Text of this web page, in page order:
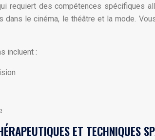
requiert des compétences spécifiques
dans le cinéma, le théâtre et la mode.
incluent :
ET TECHNIQUES